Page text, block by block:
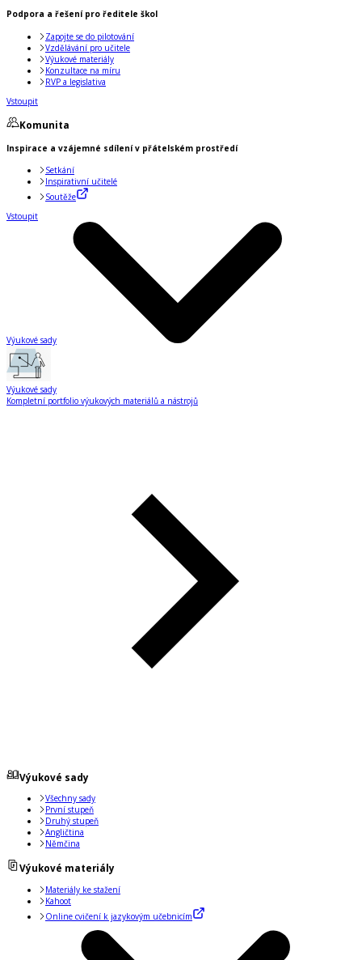
Podpora a řešení pro ředitele škol
Zapojte se do pilotování
Vzdělávání pro učitele
Výukové materiály
Konzultace na míru
RVP a legislativa
Vstoupit
Komunita
Inspirace a vzájemné sdílení v přátelském prostředí
Setkání
Inspirativní učitelé
Soutěže
Vstoupit
Výukové sady
Výukové sady
Kompletní portfolio výukových materiálů a nástrojů
Výukové sady
Všechny sady
První stupeň
Druhý stupeň
Angličtina
Němčina
Výukové materiály
Materiály ke stažení
Kahoot
Online cvičení k jazykovým učebnicím